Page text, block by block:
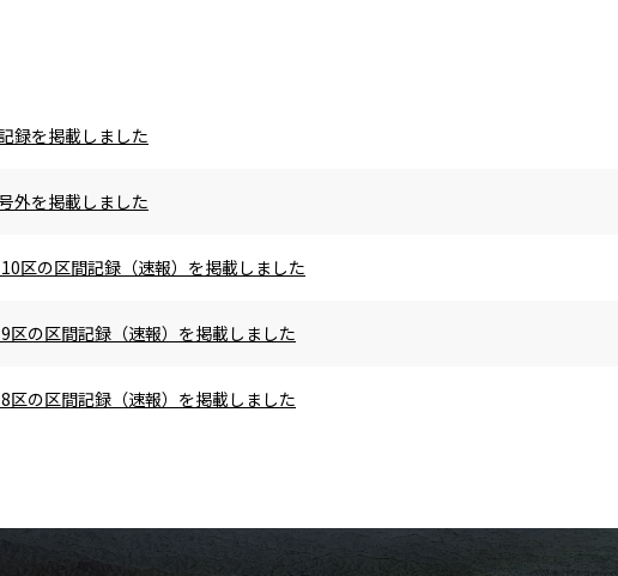
録を掲載しました
外を掲載しました
区の区間記録（速報）を掲載しました
区の区間記録（速報）を掲載しました
区の区間記録（速報）を掲載しました